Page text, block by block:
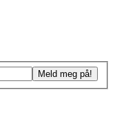
Meld meg på!